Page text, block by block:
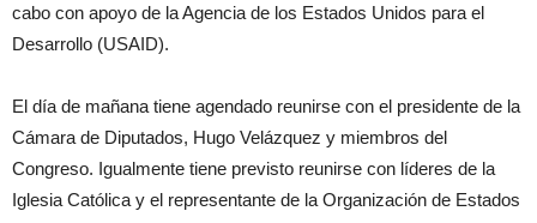
cabo con apoyo de la Agencia de los Estados Unidos para el
Desarrollo (USAID).
El día de mañana tiene agendado reunirse con el presidente de la
Cámara de Diputados, Hugo Velázquez y miembros del
Congreso. Igualmente tiene previsto reunirse con líderes de la
Iglesia Católica y el representante de la Organización de Estados